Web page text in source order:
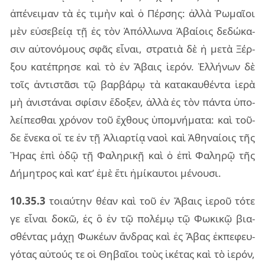
ἀπέ­νει­μαν τὰ ἐς τι­μὴν καὶ ὁ Πέρ­σης: ἀλλὰ Ῥωμαῖ­οι
μὲν εὐ­σε­βείᾳ τῇ ἐς τὸν Ἀπόλ­λω­να Ἀβαί­οις δε­δώ­κα­
σιν αὐ­το­νό­μους σφᾶς εἶ­ναι, στρα­τιὰ δὲ ἡ μετὰ Ξέρ­
ξου κα­τέ­πρη­σε καὶ τὸ ἐν Ἄβαις ἱε­ρόν. Ἑλλή­νων δὲ
τοῖς ἀν­τι­στᾶ­σι τῷ βαρ­βά­ρῳ τὰ κα­τα­καυ­θέν­τα ἱερὰ
μὴ ἀνι­στά­ναι σφί­σιν ἔδο­ξεν, ἀλλὰ ἐς τὸν πάν­τα ὑπο­
λεί­πε­σθαι χρό­νον τοῦ ἔχθους ὑπο­μνή­μα­τα: καὶ τοῦ­
δε ἕνε­κα οἵ τε ἐν τῇ Ἁλιαρ­τίᾳ ναοὶ καὶ Ἀθη­ναί­οις τῆς
Ἥρας ἐπὶ ὁδῷ τῇ Φαλη­ρι­κῇ καὶ ὁ ἐπὶ Φαλη­ρῷ τῆς
Δήμη­τρος καὶ κατ’ ἐμὲ ἔτι ἡμί­καυ­τοι μέ­νου­σι.
10.35.3 τοιαύ­την θέαν καὶ τοῦ ἐν Ἄβαις ἱε­ροῦ τότε
γε εἶ­ναι δοκῶ, ἐς ὃ ἐν τῷ πο­λέ­μῳ τῷ Φωκι­κῷ βια­
σθέν­τας μάχῃ Φωκέ­ων ἄν­δρας καὶ ἐς Ἄβας ἐκ­πε­φευ­
γό­τας αὐ­τούς τε οἱ Θηβαῖ­οι τοὺς ἱκέ­τας καὶ τὸ ἱε­ρόν,